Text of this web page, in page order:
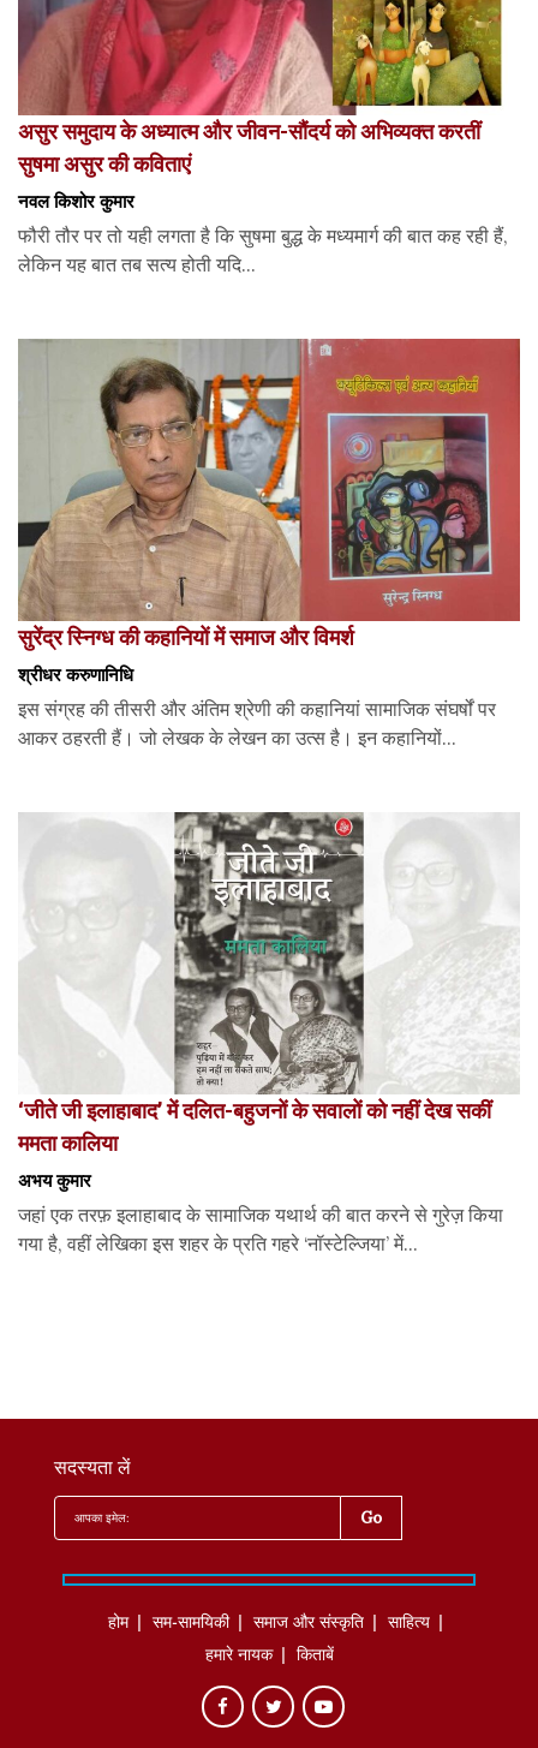
असुर समुदाय के अध्यात्म और जीवन-सौंदर्य को अभिव्यक्त करतीं
सुषमा असुर की कविताएं
नवल किशोर कुमार
फौरी तौर पर तो यही लगता है कि सुषमा बुद्ध के मध्यमार्ग की बात कह रही हैं,
लेकिन यह बात तब सत्य होती यदि...
सुरेंद्र स्निग्ध की कहानियों में समाज और विमर्श
श्रीधर करुणानिधि
इस संग्रह की तीसरी और अंतिम श्रेणी की कहानियां सामाजिक संघर्षों पर
आकर ठहरती हैं। जो लेखक के लेखन का उत्स है। इन कहानियों...
‘जीते जी इलाहाबाद’ में दलित-बहुजनों के सवालों को नहीं देख सकीं
ममता कालिया
अभय कुमार
जहां एक तरफ़ इलाहाबाद के सामाजिक यथार्थ की बात करने से गुरेज़ किया
गया है, वहीं लेखिका इस शहर के प्रति गहरे ‘नॉस्टेल्जिया’ में...
सदस्यता लें
होम सम-सामयिकी समाज और संस्कृति
साहित्‍य
हमारे नायक
किताबें